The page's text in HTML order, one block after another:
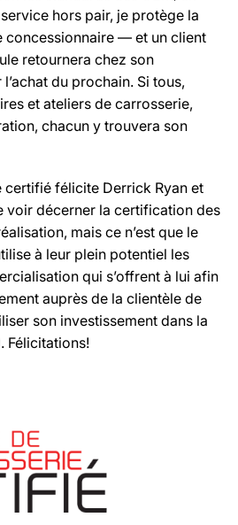
hors pair, je protège la
concessionnaire — et un client
retournera chez son
du prochain. Si tous,
et ateliers de carrosserie,
chacun y trouvera son
certifié félicite Derrick Ryan et
voir décerner la certification des
mais ce n’est que le
à leur plein potentiel les
qui s’offrent à lui afin
auprès de la clientèle de
son investissement dans la
Félicitations!